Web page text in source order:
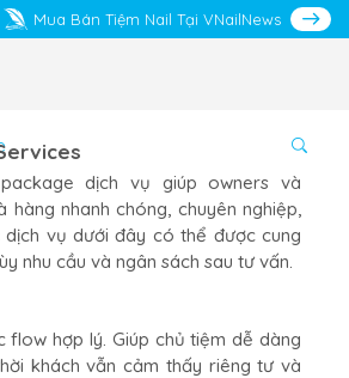
Mua Bán Tiệm Nail Tại VNailNews
dịch vụ giúp owners và
nhanh chóng, chuyên nghiệp,
vụ dưới đây có thể được cung
nhu cầu và ngân sách sau tư vấn.
hợp lý. Giúp chủ tiệm dễ dàng
khách vẫn cảm thấy riêng tư và